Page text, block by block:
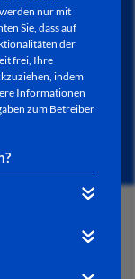
nur mit
Sie, dass auf
der
frei, Ihre
indem
Informationen
zum Betreiber